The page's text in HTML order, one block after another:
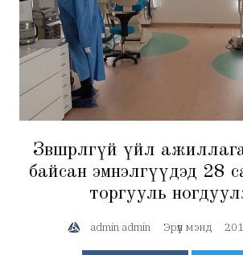
Зөвшөөрөлгүй үйл
байсан эмнэлгүүдэд 28
торгууль
admin admin Эрүүл мэнд